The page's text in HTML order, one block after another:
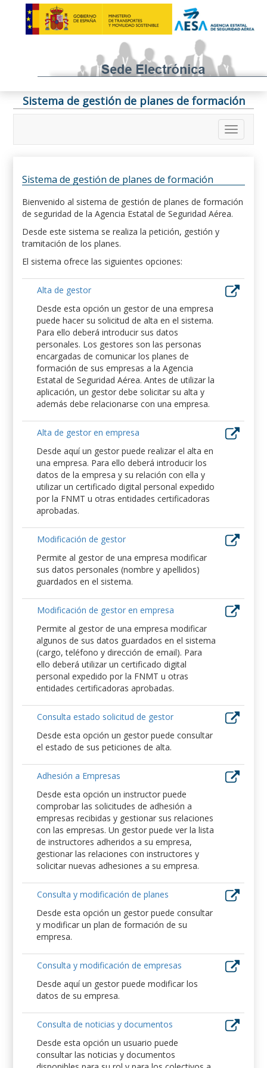
Sistema de gestión de planes de formación
Sistema de gestión de planes de formación
Bienvenido al sistema de gestión de planes de formación
de seguridad de la Agencia Estatal de Seguridad Aérea.
Desde este sistema se realiza la petición, gestión y
tramitación de los planes.
El sistema ofrece las siguientes opciones:
Alta de gestor
Desde esta opción un gestor de una empresa
puede hacer su solicitud de alta en el sistema.
Para ello deberá introducir sus datos
personales. Los gestores son las personas
encargadas de comunicar los planes de
formación de sus empresas a la Agencia
Estatal de Seguridad Aérea. Antes de utilizar la
aplicación, un gestor debe solicitar su alta y
además debe relacionarse con una empresa.
Alta de gestor en empresa
Desde aquí un gestor puede realizar el alta en
una empresa. Para ello deberá introducir los
datos de la empresa y su relación con ella y
utilizar un certificado digital personal expedido
por la FNMT u otras entidades certificadoras
aprobadas.
Modificación de gestor
Permite al gestor de una empresa modificar
sus datos personales (nombre y apellidos)
guardados en el sistema.
Modificación de gestor en empresa
Permite al gestor de una empresa modificar
algunos de sus datos guardados en el sistema
(cargo, teléfono y dirección de email). Para
ello deberá utilizar un certificado digital
personal expedido por la FNMT u otras
entidades certificadoras aprobadas.
Consulta estado solicitud de gestor
Desde esta opción un gestor puede consultar
el estado de sus peticiones de alta.
Adhesión a Empresas
Desde esta opción un instructor puede
comprobar las solicitudes de adhesión a
empresas recibidas y gestionar sus relaciones
con las empresas. Un gestor puede ver la lista
de instructores adheridos a su empresa,
gestionar las relaciones con instructores y
solicitar nuevas adhesiones a su empresa.
Consulta y modificación de planes
Desde esta opción un gestor puede consultar
y modificar un plan de formación de su
empresa.
Consulta y modificación de empresas
Desde aquí un gestor puede modificar los
datos de su empresa.
Consulta de noticias y documentos
Desde esta opción un usuario puede
consultar las noticias y documentos